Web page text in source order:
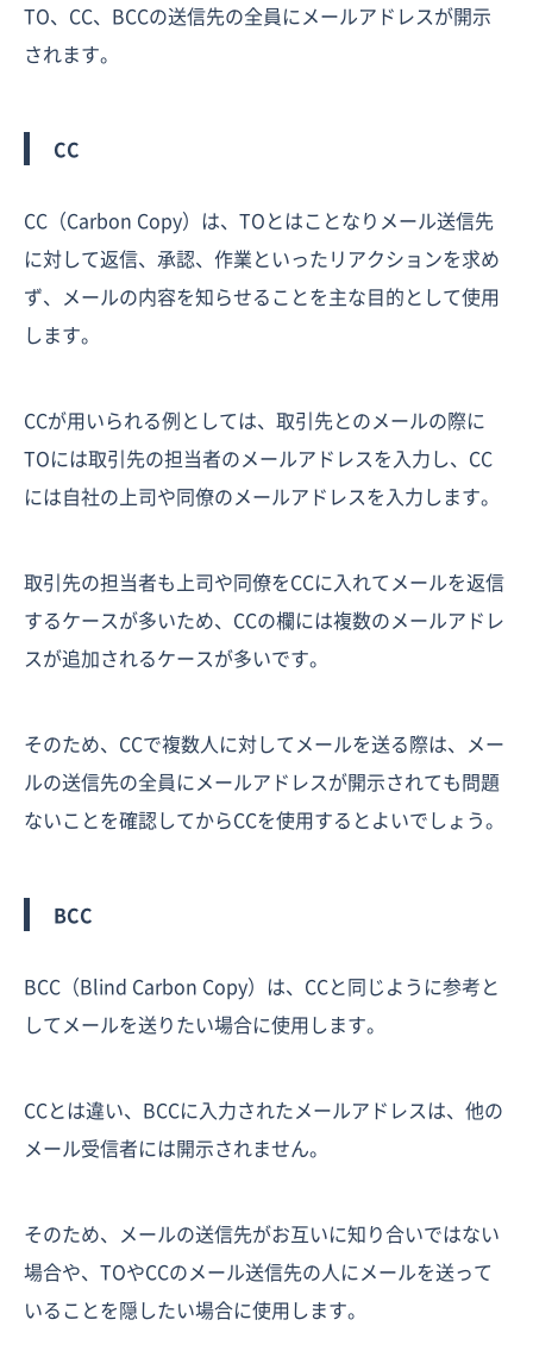
TO、CC、BCCの送信先の全員にメールアドレスが開示
されます。
CC
CC（Carbon Copy）は、TOとはことなりメール送信先
に対して返信、承認、作業といったリアクションを求め
ず、メールの内容を知らせることを主な目的として使用
します。
CCが用いられる例としては、取引先とのメールの際に
TOには取引先の担当者のメールアドレスを入力し、CC
には自社の上司や同僚のメールアドレスを入力します。
取引先の担当者も上司や同僚をCCに入れてメールを返信
するケースが多いため、CCの欄には複数のメールアドレ
スが追加されるケースが多いです。
そのため、CCで複数人に対してメールを送る際は、メー
ルの送信先の全員にメールアドレスが開示されても問題
ないことを確認してからCCを使用するとよいでしょう。
BCC
BCC（Blind Carbon Copy）は、CCと同じように参考と
してメールを送りたい場合に使用します。
CCとは違い、BCCに入力されたメールアドレスは、他の
メール受信者には開示されません。
そのため、メールの送信先がお互いに知り合いではない
場合や、TOやCCのメール送信先の人にメールを送って
いることを隠したい場合に使用します。